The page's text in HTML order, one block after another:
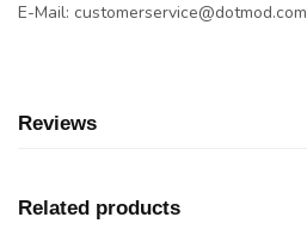
E-Mail: customerservice@dotmod.com
Reviews
Related products